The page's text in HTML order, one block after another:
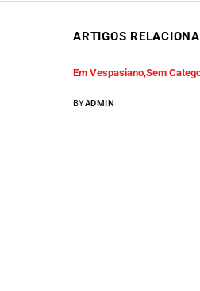
ARTIGOS
Em Vespasiano Sem
BYADMIN